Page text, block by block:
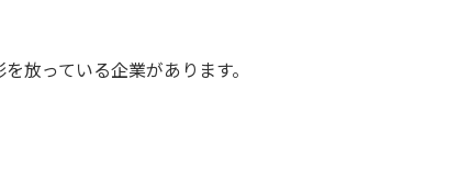
放っている企業があります。